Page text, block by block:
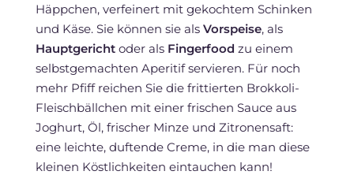
Häppchen, verfeinert mit gekochtem Schinken
und Käse. Sie können sie als Vorspeise, als
Hauptgerichtoder als Fingerfood zu einem
selbstgemachten Aperitif servieren. Für noch
mehr Pfiff reichen Sie die frittierten Brokkoli-
Fleischbällchen mit einer frischen Sauce aus
Joghurt, Öl, frischer Minze und Zitronensaft:
eine leichte, duftende Creme, in die man diese
kleinen Köstlichkeiten eintauchen kann!